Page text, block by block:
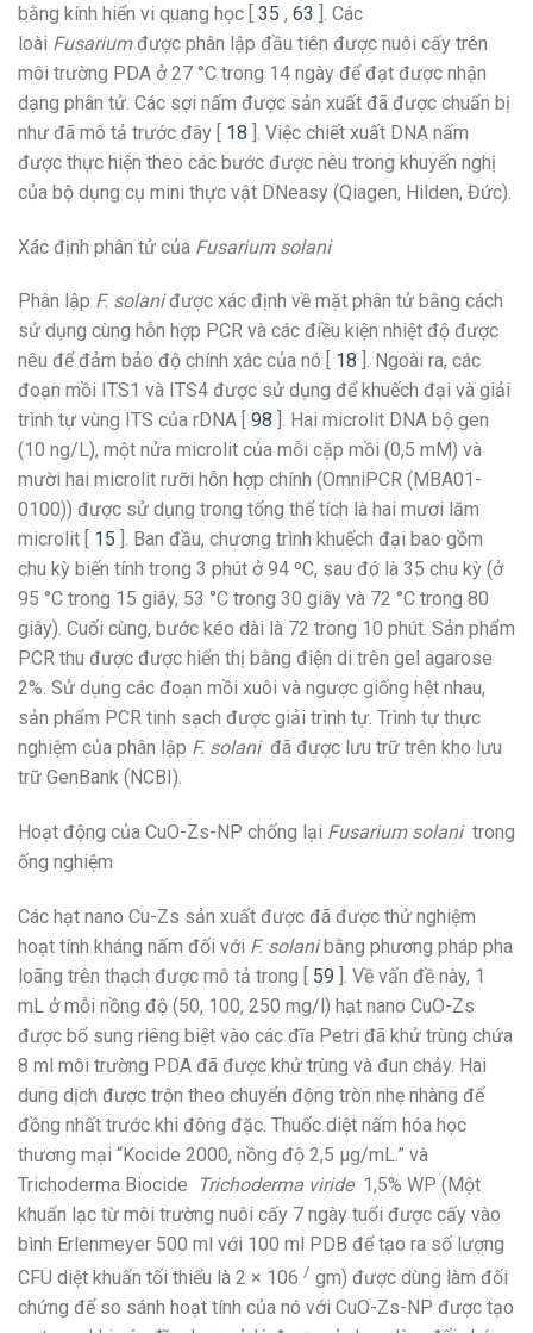
bằng kính hiển vi quang học [ 35 , 63 ]. Các
loài Fusariumđược phân lập đầu tiên được nuôi cấy trên
môi trường PDA ở 27 °C trong 14 ngày để đạt được nhận
dạng phân tử. Các sợi nấm được sản xuất đã được chuẩn bị
như đã mô tả trước đây [ 18 ]. Việc chiết xuất DNA nấm
được thực hiện theo các bước được nêu trong khuyến nghị
của bộ dụng cụ mini thực vật DNeasy (Qiagen, Hilden, Đức).
Xác định phân tử của Fusarium solani
Phân lập F. solaniđược xác định về mặt phân tử bằng cách
sử dụng cùng hỗn hợp PCR và các điều kiện nhiệt độ được
nêu để đảm bảo độ chính xác của nó [ 18 ]. Ngoài ra, các
đoạn mồi ITS1 và ITS4 được sử dụng để khuếch đại và giải
trình tự vùng ITS của rDNA [ 98 ]. Hai microlit DNA bộ gen
(10 ng/L), một nửa microlit của mỗi cặp mồi (0,5 mM) và
mười hai microlit rưỡi hỗn hợp chính (OmniPCR (MBA01-
0100)) được sử dụng trong tổng thể tích là hai mươi lăm
microlit [ 15 ]. Ban đầu, chương trình khuếch đại bao gồm
chu kỳ biến tính trong 3 phút ở 94 ºC, sau đó là 35 chu kỳ (ở
95 °C trong 15 giây, 53 °C trong 30 giây và 72 °C trong 80
giây). Cuối cùng, bước kéo dài là 72 trong 10 phút. Sản phẩm
PCR thu được được hiển thị bằng điện di trên gel agarose
2%. Sử dụng các đoạn mồi xuôi và ngược giống hệt nhau,
sản phẩm PCR tinh sạch được giải trình tự. Trình tự thực
nghiệm của phân lập F. solani đã được lưu trữ trên kho lưu
trữ GenBank (NCBI).
Hoạt động của CuO-Zs-NP chống lại Fusarium solanitrong
ống nghiệm
Các hạt nano Cu-Zs sản xuất được đã được thử nghiệm
hoạt tính kháng nấm đối với F. solanibằng phương pháp pha
loãng trên thạch được mô tả trong [ 59 ]. Về vấn đề này, 1
mL ở mỗi nồng độ (50, 100, 250 mg/l) hạt nano CuO-Zs
được bổ sung riêng biệt vào các đĩa Petri đã khử trùng chứa
8 ml môi trường PDA đã được khử trùng và đun chảy. Hai
dung dịch được trộn theo chuyển động tròn nhẹ nhàng để
đồng nhất trước khi đông đặc. Thuốc diệt nấm hóa học
thương mại “Kocide 2000, nồng độ 2,5 μg/mL.” và
Trichoderma Biocide
Trichoderma viride1,5% WP (Một
khuẩn lạc từ môi trường nuôi cấy 7 ngày tuổi được cấy vào
bình Erlenmeyer 500 ml với 100 ml PDB để tạo ra số lượng
CFU diệt khuẩn tối thiểu là 2 × 106 / gm) được dùng làm đối
chứng để so sánh hoạt tính của nó với CuO-Zs-NP được tạo